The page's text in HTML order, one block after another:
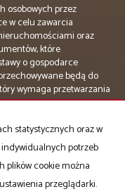
osobowych przez
w celu zawarcia
oraz
które
o gospodarce
będą do
wymaga przetwarzania
osobowych z
i otrzymywania tą drogą
przez
statystycznych oraz w
potrzeb
plików cookie można
przeglądarki.